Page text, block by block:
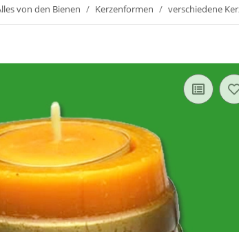
von den Bienen Kerzenformen verschiedene